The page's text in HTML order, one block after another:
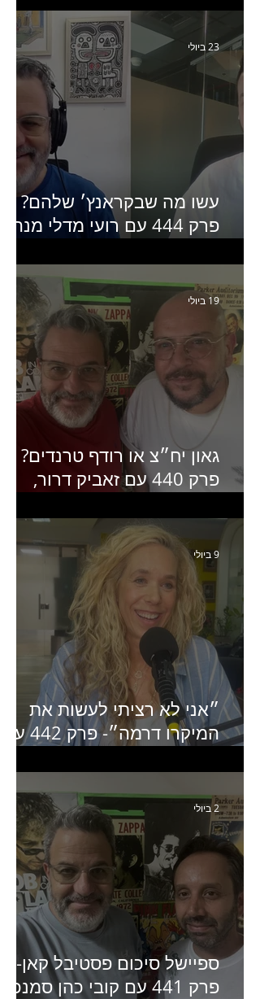
Humanz ישראל
עשו מה שבקראנץ׳ שלהם?
פרק 444 עם רועי מדלי מנהל
האחרון של קראנץ׳
23 ביולי
גאון יח״צ או רודף טרנדים?
פרק 440 עם זאביק דרור,
ותקשורת
19 ביולי
״אני לא רציתי לעשות את
המיקרו דרמה״- פרק 442 עם
של יד2
9 ביולי
ספיישל סיכום פסטיבל קאן-
פרק 441 עם קובי כהן
2 ביולי